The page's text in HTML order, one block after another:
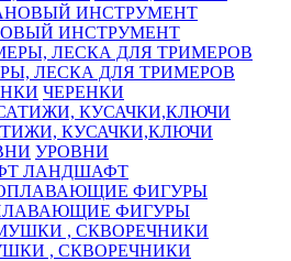
ИНСТРУМЕНТ
ЛЕСКА ДЛЯ ТРИМЕРОВ
ЧЕРЕНКИ
КУСАЧКИ,КЛЮЧИ
УРОВНИ
ЛАНДШАФТ
ФИГУРЫ
, СКВОРЕЧНИКИ